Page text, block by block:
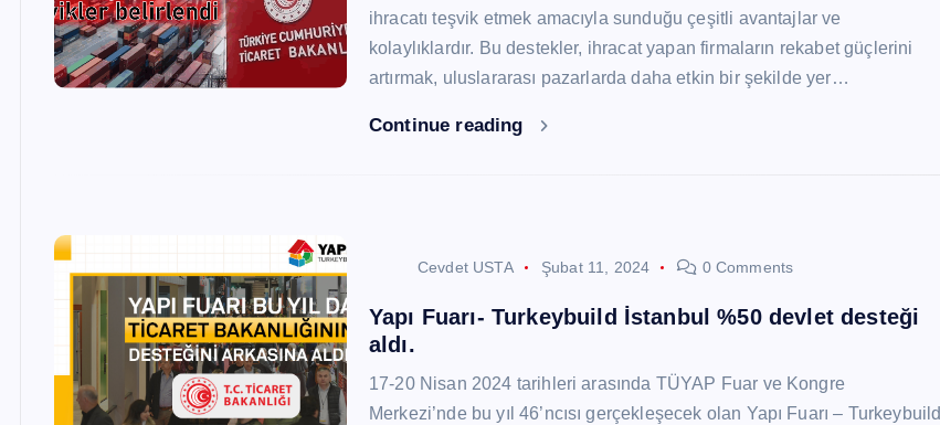
ihracatı teşvik etmek amacıyla sunduğu çeşitli avantajlar ve
kolaylıklardır. Bu destekler, ihracat yapan firmaların rekabet güçlerini
artırmak, uluslararası pazarlarda daha etkin bir şekilde yer…
Continue reading
Cevdet USTA Şubat 11, 2024 0 Comments
Yapı Fuarı- Turkeybuild İstanbul %50 devlet desteği
aldı.
17-20 Nisan 2024 tarihleri arasında TÜYAP Fuar ve Kongre
Merkezi’nde bu yıl 46’ncısı gerçekleşecek olan Yapı Fuarı – Turkeybuild